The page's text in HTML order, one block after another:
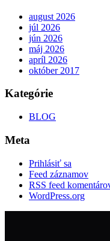
august 2026
júl 2026
jún 2026
máj 2026
apríl 2026
október 2017
Kategórie
BLOG
Meta
Prihlásiť sa
Feed záznamov
RSS feed
WordPress.org